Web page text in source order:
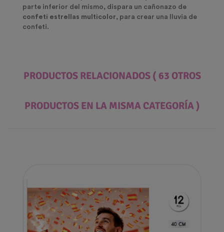
parte inferior del mismo, dispara un cañonazo de
confeti estrellas multicolor, para crear una lluvia de
confeti.
PRODUCTOS RELACIONADOS ( 63 OTROS
PRODUCTOS EN LA MISMA CATEGORÍA )